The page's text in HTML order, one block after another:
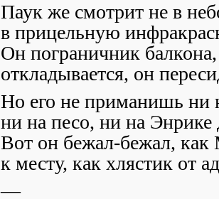
Паук же смотрит не в
в прицельную
Он пограничник
откладывается, он
Но его не приманишь ни
ни на песо, ни на
Вот он бежал-бежал, как
к месту, как хлястик от
—